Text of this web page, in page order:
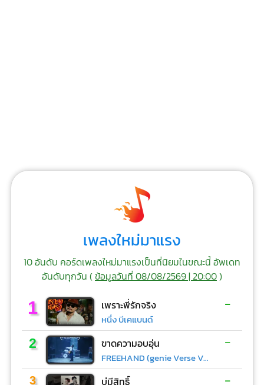
เพลงใหม่มาแรง
10 อันดับ คอร์ดเพลงใหม่มาแรงเป็นที่นิยมในขณะนี้ อัพเดท
อันดับทุกวัน (ข้อมูลวันที่ 08/08/2569 | 20:00)
1 เพราะพี่รักจริง
หนึ่ง บีเคแบนด์
-
2 ขาดความอบอุ่น
FREEHAND (genie Verse Vol.1)
-
3 บ่มีสิทธิ์ -